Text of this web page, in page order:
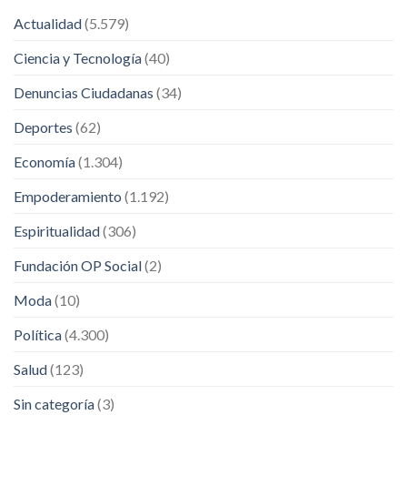
Actualidad(5.579)
Ciencia y Tecnología(40)
Denuncias Ciudadanas (34)
Deportes (62)
Economía(1.304)
Empoderamiento (1.192)
Espiritualidad(306)
Fundación OP Social(2)
Moda(10)
Política(4.300)
Salud(123)
Sin categoría(3)